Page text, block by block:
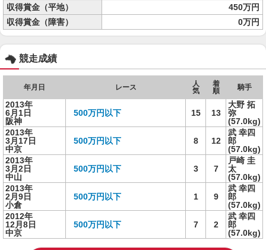
収得賞金（平地）
450万円
収得賞金（障害）
0万円
競走成績
年月日 レース
人
気
着
順
騎手
2013年
6月1日
阪神
500万円以下 15 13
大野 拓
弥
(57.0kg)
2013年
3月17日
中京
500万円以下 8 12
武 幸四
郎
(57.0kg)
2013年
3月2日
中山
500万円以下 3 7
戸崎 圭
太
(57.0kg)
2013年
2月9日
小倉
500万円以下 1 9
武 幸四
郎
(57.0kg)
2012年
12月8日
中京
500万円以下 7 2
武 幸四
郎
(57.0kg)